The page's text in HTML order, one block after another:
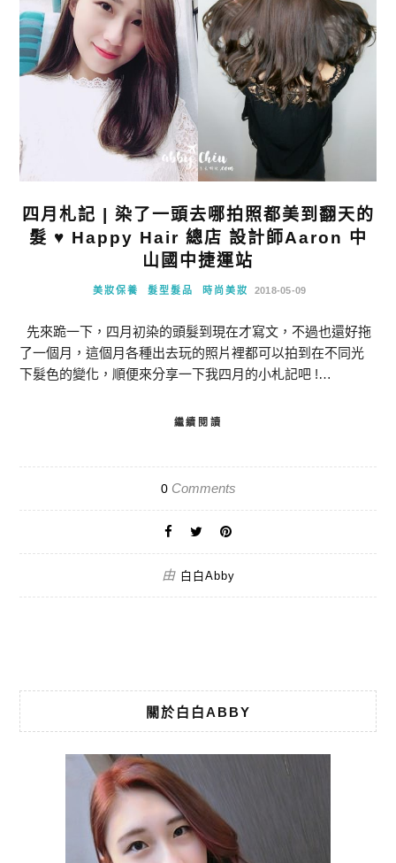
四月札記 | 染了一頭去哪拍照都美到翻天的
髮 ♥ Happy Hair 總店 設計師Aaron 中
山國中捷運站
美妝保養 髮型髮品 時尚美妝 2018-05-09
先來跪一下，四月初染的頭髮到現在才寫文，不過也還好拖
了一個月，這個月各種出去玩的照片裡都可以拍到在不同光
下髮色的變化，順便來分享一下我四月的小札記吧 !…
繼續閱讀
0Comments
由 白白Abby
關於白白ABBY